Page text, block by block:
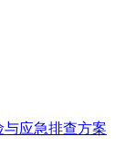
与应急排查方案